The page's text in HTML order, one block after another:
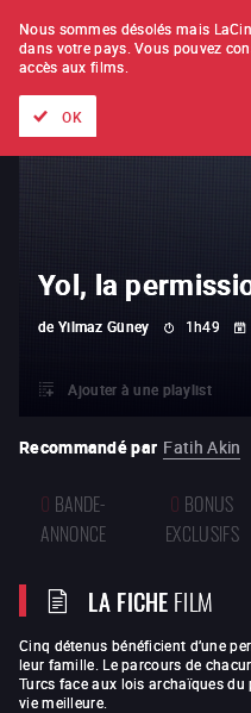
À L'UNITÉ
Yol, la
de Yilmaz Güney 1h49
Ajouter à une playlist
Recommandé par Fatih Akin
0 BANDE-
ANNONCE
0 BONUS
EXCLUSIFS
LA FICHEFILM
Cinq détenus bénéficient d’une
leur famille. Le parcours de
Turcs face aux lois archaïques du
vie meilleure.
Nous sommes désolés mais
dans votre pays. Vous pouvez
accès aux films.
OK